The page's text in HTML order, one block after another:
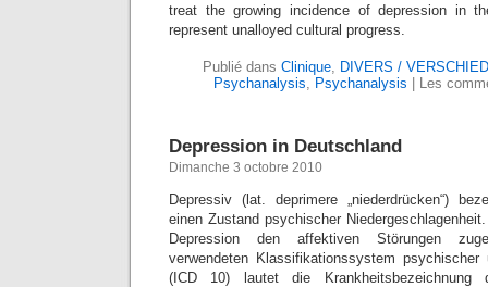
treat the growing incidence of depression in
represent unalloyed cultural progress.
Publié dans Clinique, DIVERS /
Psychanalysis, Psychanalysis Les
Depression in Deutschland
Dimanche 3 octobre 2010
Depressiv (lat. deprimere „niederdrücken“)
einen Zustand psychischer
Depression den affektiven Störungen
verwendeten Klassifikationssystem psychischer
(ICD 10) lautet die Krankheitsbezeichnung